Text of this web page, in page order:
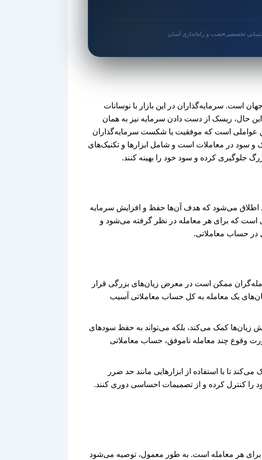
تخصصی ●نصب و راه‌اندازی آسان
است. سرمایه‌گذاران در این بازار با نوسانات
حال، ریسک از دست دادن سرمایه نیز به همان
عواملی است که موفقیت یا شکست سرمایه‌گذاران
و سود در معاملات است و شامل ابزارها و تکنیک‌های
جلوگیری کرده و سود خود را بهینه کنند.
اطلاق می‌شود که هدف آن‌ها حفظ و افزایش سرمایه
که برای هر معامله در نظر گرفته می‌شود و
در حساب معاملاتی.
ممکن است در معرض زیان‌های بزرگی قرار
یک معامله به کل حساب معاملاتی آسیب
زیان‌ها کمک می‌کند، بلکه می‌تواند به حفظ سودهای
وقوع چند معامله ناموفق، حساب معاملاتی
تا با استفاده از ابزارهایی مانند حد ضرر
برای هر معامله است. به طور معمول، توصیه می‌شود